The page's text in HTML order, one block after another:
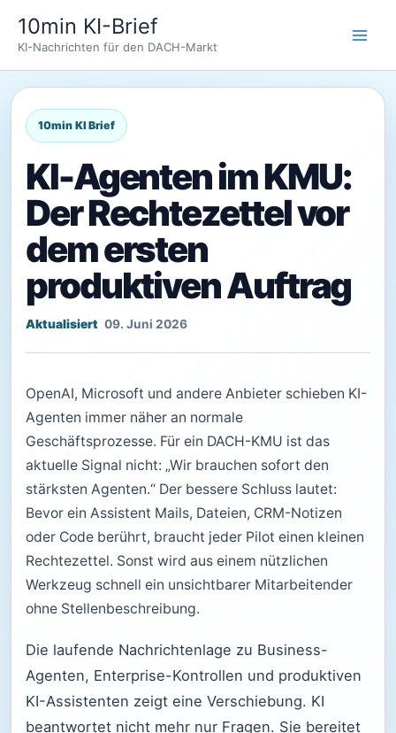
Inhalt
springen
10min KI-Brief
KI-Nachrichten für den DACH-Markt
KI-Agenten im KMU:
Der Rechtezettel vor
dem ersten
produktiven Auftrag
09. Juni 2026
OpenAI, Microsoft und andere Anbieter schieben KI-
Agenten immer näher an normale
Geschäftsprozesse. Für ein DACH-KMU ist das
aktuelle Signal nicht: „Wir brauchen sofort den
stärksten Agenten.“ Der bessere Schluss lautet:
Bevor ein Assistent Mails, Dateien, CRM-Notizen
oder Code berührt, braucht jeder Pilot einen kleinen
Rechtezettel. Sonst wird aus einem nützlichen
Werkzeug schnell ein unsichtbarer Mitarbeitender
ohne Stellenbeschreibung.
Die laufende Nachrichtenlage zu Business-
Agenten, Enterprise-Kontrollen und produktiven
KI-Assistenten zeigt eine Verschiebung. KI
beantwortet nicht mehr nur Fragen. Sie bereitet